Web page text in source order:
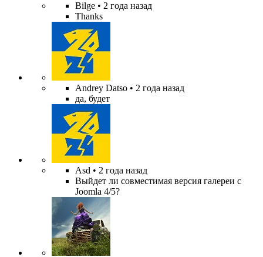
Bilge • 2 года назад
Thanks
Andrey Datso • 2 года назад
да, будет
Asd • 2 года назад
Выйдет ли совместимая версия галереи с
Joomla 4/5?